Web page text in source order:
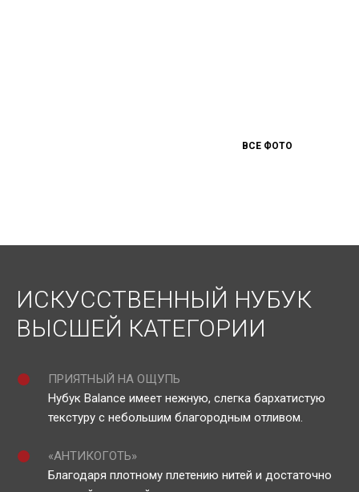
ВСЕ ФОТО
ИСКУССТВЕННЫЙ НУБУК
ВЫСШЕЙ КАТЕГОРИИ
ПРИЯТНЫЙ НА ОЩУПЬ
Нубук Balance имеет нежную, слегка бархатистую
текстуру с небольшим благородным отливом.
«АНТИКОГОТЬ»
Благодаря плотному плетению нитей и достаточно